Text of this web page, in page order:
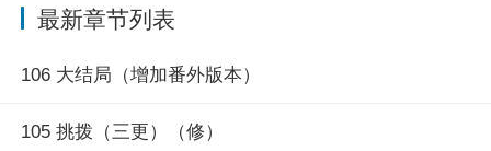
这一次，比起王座，她决定先解决一下自己的信息素问
别的药剂，最后因为这个大逆不道的罪名被处死了。
——————————
最新章节列表
106 大结局（增加番外版本）
105 挑拨（三更）（修）